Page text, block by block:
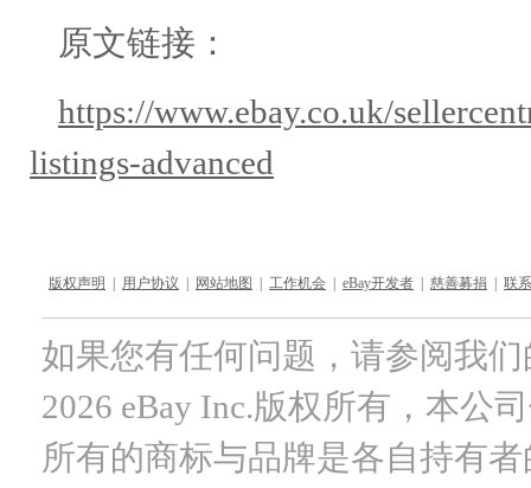
原文链接：
https://www.ebay.co.uk/
listings-advanced
版权声明 用户协议 网站地图 工作机会 eBay开发者 慈善募捐 联
如果您有任何问题，请参阅我们
2026 eBay Inc.版权所有，本公
所有的商标与品牌是各自持有